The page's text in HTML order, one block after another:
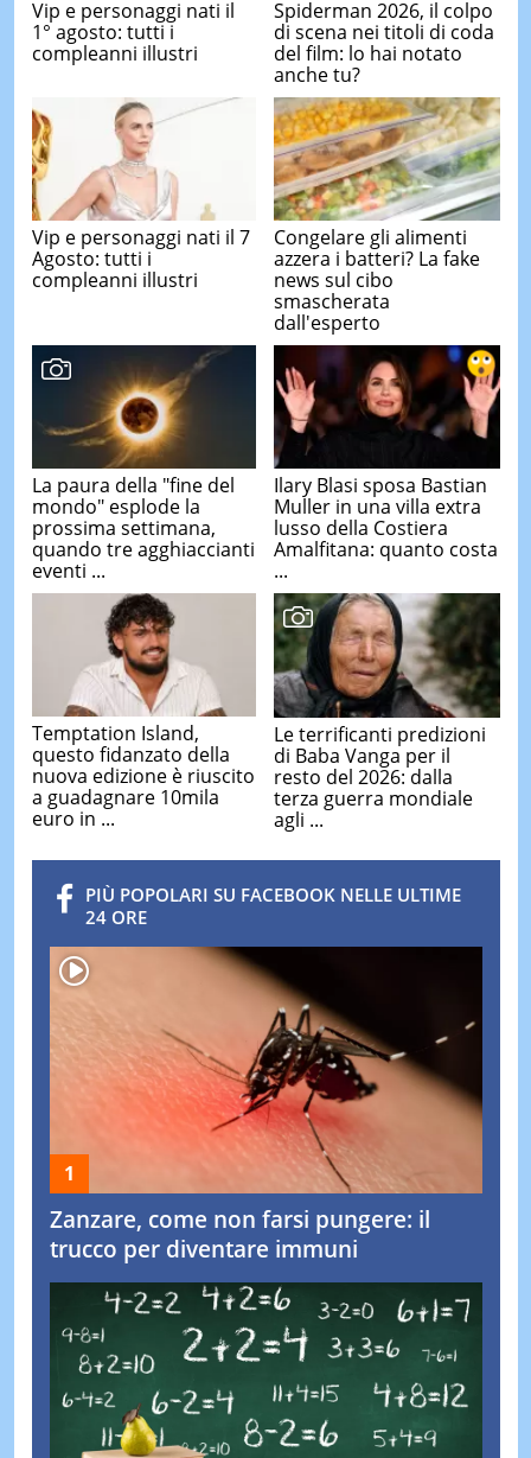
Vip e personaggi nati il
1° agosto: tutti i
compleanni illustri
Spiderman 2026, il colpo
di scena nei titoli di coda
del film: lo hai notato
anche tu?
Vip e personaggi nati il 7
Agosto: tutti i
compleanni illustri
Congelare gli alimenti
azzera i batteri? La fake
news sul cibo
smascherata
dall'esperto
La paura della "fine del
mondo" esplode la
prossima settimana,
quando tre agghiaccianti
eventi ...
Ilary Blasi sposa Bastian
Muller in una villa extra
lusso della Costiera
Amalfitana: quanto costa
...
Temptation Island,
questo fidanzato della
nuova edizione è riuscito
a guadagnare 10mila
euro in ...
Le terrificanti predizioni
di Baba Vanga per il
resto del 2026: dalla
terza guerra mondiale
agli ...
PIÙ POPOLARI SU FACEBOOK NELLE ULTIME
24 ORE
Zanzare, come non farsi pungere: il
trucco per diventare immuni